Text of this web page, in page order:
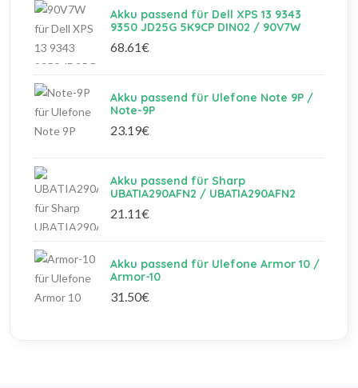
Akku passend für Dell XPS 13 9343
9350 JD25G 5K9CP DIN02 / 90V7W
68.61€
Akku passend für Ulefone Note 9P /
Note-9P
23.19€
Akku passend für Sharp
UBATIA290AFN2 / UBATIA290AFN2
21.11€
Akku passend für Ulefone Armor 10 /
Armor-10
31.50€